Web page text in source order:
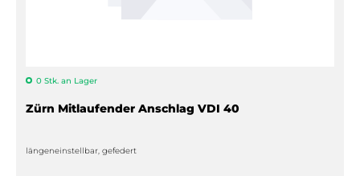
0 Stk. an Lager
Zürn Mitlaufender Anschlag VDI 40
längeneinstellbar, gefedert